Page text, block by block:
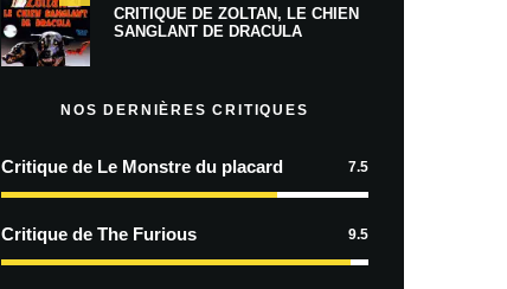
CRITIQUE DE ZOLTAN, LE CHIEN
SANGLANT DE DRACULA
NOS DERNIÈRES CRITIQUES
Critique de Le Monstre du placard 7.5
Critique de The Furious 9.5